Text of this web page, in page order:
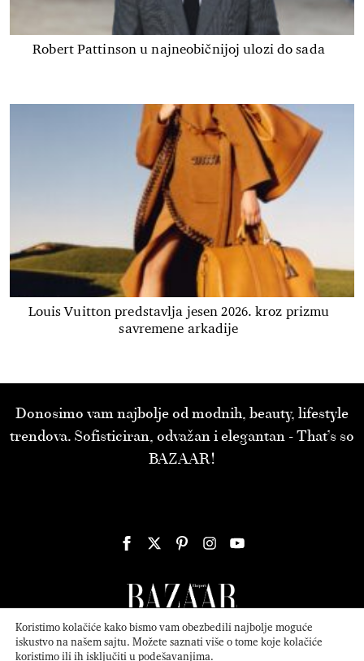
Robert Pattinson u najneobičnijoj ulozi do sada
Louis Vuitton predstavlja jesen 2026. kroz prizmu
savremene arkadije
Donosimo vam najbolje od modnih, beauty, lifestyle
trendova. Sofisticiran, odvažan i elegantan - That’s so
BAZAAR!
Koristimo kolačiće kako bismo vam obezbedili najbolje moguće
iskustvo na našem sajtu. Možete saznati više o tome koje kolačiće
koristimo ili ih isključiti upodešavanjima.